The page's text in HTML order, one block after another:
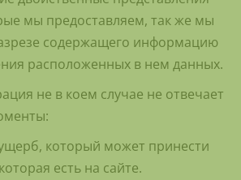
мы предоставляем, так же мы
содержащего информацию
расположенных в нем данных.
не в коем случае не отвечает
который может принести
есть на сайте.